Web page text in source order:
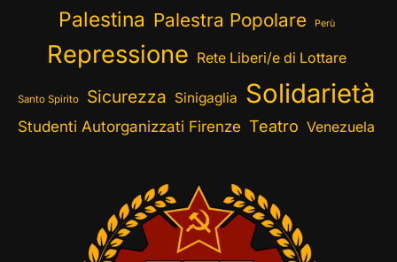
Palestina Palestra Popolare Perù
Repressione Rete Liberi/e di Lottare
Santo Spirito Sicurezza Sinigaglia Solidarietà
Studenti Autorganizzati Firenze Teatro Venezuela